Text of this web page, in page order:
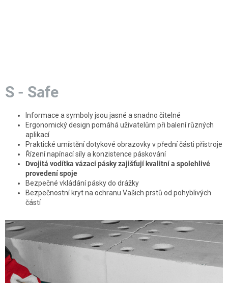
S - Safe
Informace a symboly jsou jasné a snadno čitelné
Ergonomický design pomáhá uživatelům při balení různých
aplikací
Praktické umístění dotykové obrazovky v přední části přístroje
Řízení napínací síly a konzistence páskování
Dvojitá vodítka vázací pásky zajišťují kvalitní a spolehlivé
provedení spoje
Bezpečné vkládání pásky do drážky
Bezpečnostní kryt na ochranu Vašich prstů od pohyblivých
částí